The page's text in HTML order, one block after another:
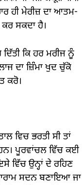
ਹੀ ਮੇਰੀਜ਼ ਦਾ ਆਤਮ-
ਸਕਦਾ ਹੈ।
ਕਿ ਹਰ ਮਰੀਜ ਨੂੰ
ਦਾ ਜ਼ਿੰਮਾ ਖੁਦ ਚੁੱਕੋ
ਕਰੋ।
ਵਿਚ ਭਰਤੀ ਸੀ ਤਾਂ
ਪੂਰਵਾਂਚਲ ਵਿੱਚ ਕਈ
ਵਿੱਚ ਉਨ੍ਹਾਂ ਦੇ ਰਹਿਣ
ਸਦਨ ਬਣਾਇਆ ਜਾ